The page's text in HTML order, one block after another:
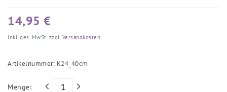
14,95 €
inkl. ges. MwSt. zzgl.Versandkosten
Artikelnummer: K24_40cm
Menge: